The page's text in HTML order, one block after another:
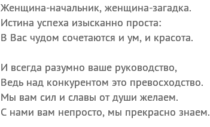
Женщина-начальник, женщина-загадка.
Истина успеха изысканно проста:
В Вас чудом сочетаются и ум, и красота.
И всегда разумно ваше руководство,
Ведь над конкурентом это превосходство.
Мы вам сил и славы от души желаем.
С нами вам непросто, мы прекрасно знаем.